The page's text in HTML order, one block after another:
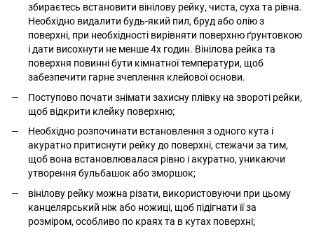
збираєтесь встановити вінілову рейку, чиста, суха та рівна.
Необхідно видалити будь-який пил, бруд або олію з
поверхні, при необхідності вирівняти поверхню ґрунтовкою
і дати висохнути не менше 4х годин. Вінілова рейка та
поверхня повинні бути кімнатної температури, щоб
забезпечити гарне зчеплення клейової основи.
Поступово почати знімати захисну плівку на звороті рейки,
щоб відкрити клейку поверхню;
Необхідно розпочинати встановлення з одного кута і
акуратно притиснути рейку до поверхні, стежачи за тим,
щоб вона встановлювалася рівно і акуратно, уникаючи
утворення бульбашок або зморшок;
вінілову рейку можна різати, використовуючи при цьому
канцелярський ніж або ножиці, щоб підігнати її за
розміром, особливо по краях та в кутах поверхні;